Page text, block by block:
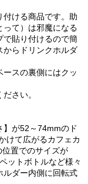
ける商品です。助
て）は邪魔になる
貼り付けるので簡
からドリンクホルダ
ースの裏側にはクッ
さい。
】が52～74mmのド
けて広がるカフェカ
置でのサイズが
ットボトルなど様々
ルダー内側に回転式